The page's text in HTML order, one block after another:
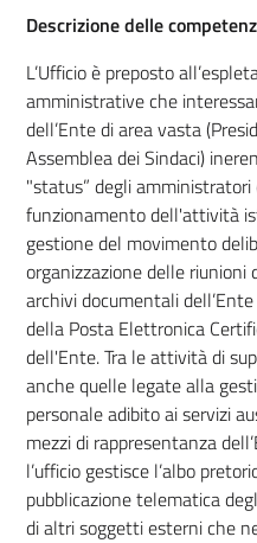
Descrizione delle
L’Ufficio è preposto
amministrative che
dell’Ente di area vasta
Assemblea dei Sindaci)
"status” degli amministratori
funzionamento dell'attività
gestione del movimento
organizzazione delle riunioni
archivi documentali
della Posta Elettronica
dell'Ente. Tra le attività di
anche quelle legate alla
personale adibito ai servizi
mezzi di rappresentanza
l’ufficio gestisce l’albo
pubblicazione telematica
di altri soggetti esterni che